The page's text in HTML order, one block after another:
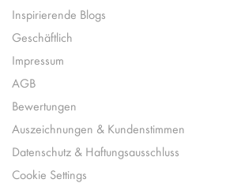
Inspirierende Blogs
Geschäftlich
Impressum
AGB
Bewertungen
Auszeichnungen & Kundenstimmen
Datenschutz & Haftungsausschluss
Cookie Settings